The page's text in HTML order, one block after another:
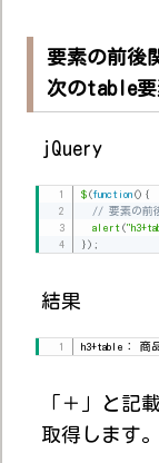
要素の前後
次のtable要
jQuery
$ (function () {
// 要素の前
alert (
} ) ;
結果
h3+table： 商
「＋」と記
取得します